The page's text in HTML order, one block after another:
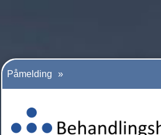
Påmelding